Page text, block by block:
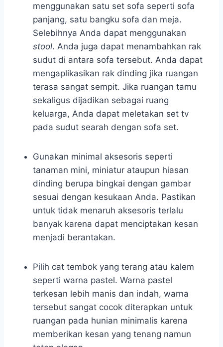
menggunakan satu set sofa seperti sofa
panjang, satu bangku sofa dan meja.
Selebihnya Anda dapat menggunakan
stool. Anda juga dapat menambahkan rak
sudut di antara sofa tersebut. Anda dapat
mengaplikasikan rak dinding jika ruangan
terasa sangat sempit. Jika ruangan tamu
sekaligus dijadikan sebagai ruang
keluarga, Anda dapat meletakan set tv
pada sudut searah dengan sofa set.
Gunakan minimal aksesoris seperti
tanaman mini, miniatur ataupun hiasan
dinding berupa bingkai dengan gambar
sesuai dengan kesukaan Anda. Pastikan
untuk tidak menaruh aksesoris terlalu
banyak karena dapat menciptakan kesan
menjadi berantakan.
Pilih cat tembok yang terang atau kalem
seperti warna pastel. Warna pastel
terkesan lebih manis dan indah, warna
tersebut sangat cocok diterapkan untuk
ruangan pada hunian minimalis karena
memberikan kesan yang tenang namun